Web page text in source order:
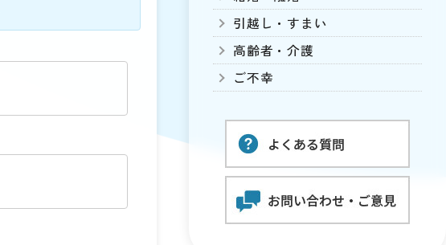
引越し・すまい
高齢者・介護
ご不幸